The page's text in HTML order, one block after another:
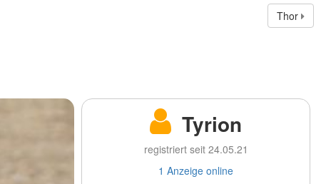
Thor
Tyrion
registriert seit 24.05.21
1 Anzeige online